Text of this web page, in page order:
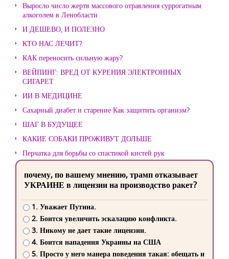
Выросло число жертв массового отравления суррогатным
алкоголем в Ленобласти
И ДЕШЕВО, И ПОЛЕЗНО
КТО НАС ЛЕЧИТ?
КАК переносить сильную жару?
ВЕЙПИНГ: ВРЕД ОТ КУРЕНИЯ ЭЛЕКТРОННЫХ
СИГАРЕТ
ИИ В МЕДИЦИНЕ
Сахарный диабет и старение Как защитить организм?
ШАГ В БУДУЩЕЕ
КАКИЕ СОБАКИ ПРОЖИВУТ ДОЛЬШЕ
Перчатка для борьбы со спастикой кистей рук
почему, по вашему мнению, трамп отказывает
УКРАИНЕ в лицензии на производство ракет?
1. Уважает Путина.
2. Боится увеличить эскалацию конфликта.
3. Никому не дает такие лицензии.
4. Боится нападения Украины на США
5. Просто у него манера поведения такая: обещать и